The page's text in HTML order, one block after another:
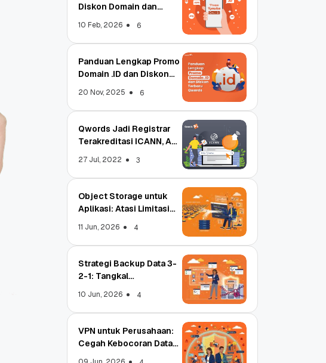
Object Storage untuk
Aplikasi: Atasi Limitasi
Diskon Domain dan
10 Feb, 2026 6
Panduan Lengkap Promo
Domain .ID dan Diskon
20 Nov, 2025 6
Qwords Jadi Registrar
Terakreditasi ICANN, Apa
27 Jul, 2022 3
Object Storage untuk
Aplikasi: Atasi Limitasi
11 Jun, 2026 4
Strategi Backup Data 3-
2-1: Tangkal
10 Jun, 2026 4
VPN untuk Perusahaan:
Cegah Kebocoran Data